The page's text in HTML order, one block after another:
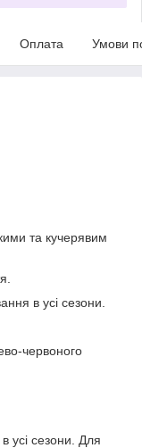
Оплата Умови
та кучерявим
в усі сезони.
червоного
усі сезони. Для